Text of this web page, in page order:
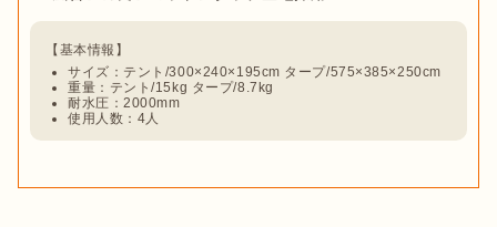
サイズ：テント/300×240×195cm タープ/575×385×250cm
重量：テント/15kg タープ/8.7kg
耐水圧：2000mm
使用人数：4人